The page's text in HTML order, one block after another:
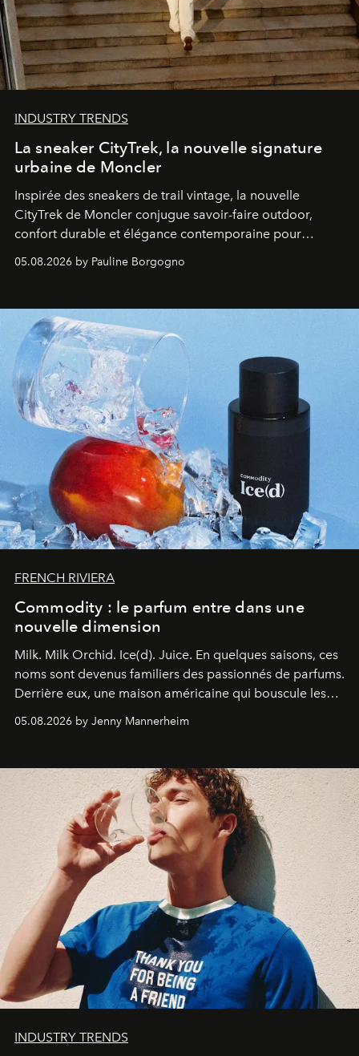
INDUSTRY TRENDS
La sneaker CityTrek, la nouvelle signature
urbaine de Moncler
Inspirée des sneakers de trail vintage, la nouvelle
CityTrek de Moncler conjugue savoir-faire outdoor,
confort durable et élégance contemporaine pour
accompagner les explorations du quotidien.
05.08.2026 by Pauline Borgogno
FRENCH RIVIERA
Commodity : le parfum entre dans une
nouvelle dimension
Milk. Milk Orchid. Ice(d). Juice. En quelques saisons, ces
noms sont devenus familiers des passionnés de parfums.
Derrière eux, une maison américaine qui bouscule les
codes de la parfumerie contemporaine en proposant
une approche aussi intuitive que personnelle :
05.08.2026 by Jenny Mannerheim
INDUSTRY TRENDS